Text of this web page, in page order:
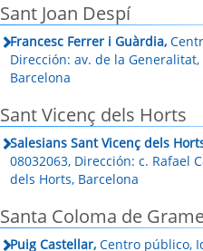
Sant Joan Despí
Francesc Ferrer i Guàrdia,
Dirección: av. de la Generalitat,
Barcelona
Sant Vicenç dels Horts
Salesians Sant Vicenç dels
08032063, Dirección: c. Rafael
dels Horts, Barcelona
Santa Coloma de
Puig Castellar, Centro público,